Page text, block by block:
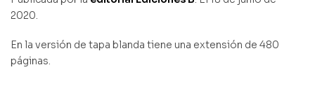
2020.
En la versión de tapa blanda tiene una extensión de 480
páginas.